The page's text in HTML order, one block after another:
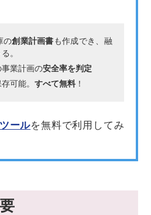
の創業計画書も作成でき、融
。
業計画の安全率を判定
可能。すべて無料 ！
ールを無料で利用してみ